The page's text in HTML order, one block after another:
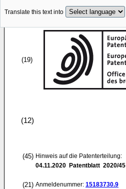
Translate this text into
(19)
(12)
(45) Hinweis auf die Patenterteilung:
04.11.2020 Patentblatt 2020/45
(21) Anmeldenummer: 15183730.9